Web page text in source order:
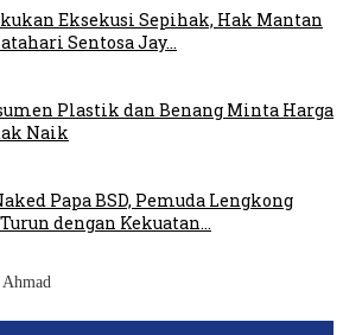
Eksekusi Sepihak, Hak Mantan
Sentosa Jay…
Plastik dan Benang Minta Harga
Naik
Papa BSD, Pemuda Lengkong
dengan Kekuatan…